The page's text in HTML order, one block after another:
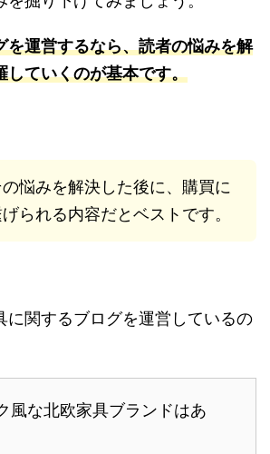
を運営するなら、読者の悩みを解
していくのが基本です。
の悩みを解決した後に、購買に
られる内容だとベストです。
に関するブログを運営しているの
風な北欧家具ブランドはあ